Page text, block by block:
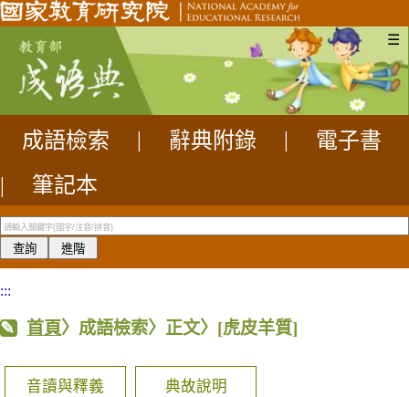
☰
成語檢索 辭典附錄
電子書
|
筆記本
:::
首頁〉成語檢索〉正文〉 [虎皮羊質]
音讀與釋義 典故說明